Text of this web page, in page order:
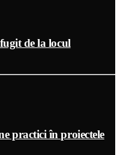
de la locul
practici în proiectele